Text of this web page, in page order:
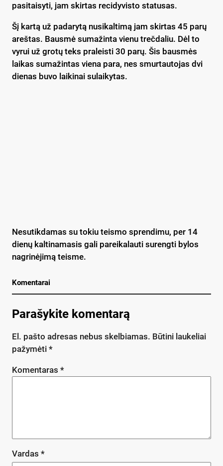
pasitaisyti, jam skirtas recidyvisto statusas.
Šį kartą už padarytą nusikaltimą jam skirtas 45 parų
areštas. Bausmė sumažinta vienu trečdaliu. Dėl to
vyrui už grotų teks praleisti 30 parų. Šis bausmės
laikas sumažintas viena para, nes smurtautojas dvi
dienas buvo laikinai sulaikytas.
Nesutikdamas su tokiu teismo sprendimu, per 14
dienų kaltinamasis gali pareikalauti surengti bylos
nagrinėjimą teisme.
Komentarai
Parašykite komentarą
El. pašto adresas nebus skelbiamas. Būtini laukeliai
pažymėti *
Komentaras *
Vardas *